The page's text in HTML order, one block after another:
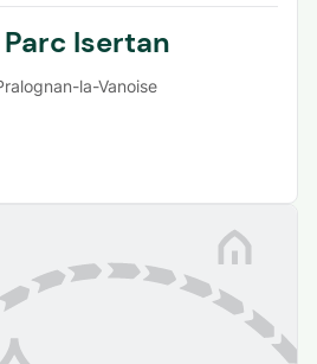
Isertan
la-Vanoise